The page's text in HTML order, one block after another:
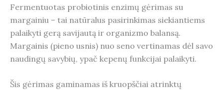
Fermentuotas probiotinis enzimų gėrimas su
margainiu – tai natūralus pasirinkimas siekiantiems
palaikyti gerą savijautą ir organizmo balansą.
Margainis (pieno usnis) nuo seno vertinamas dėl savo
naudingų savybių, ypač kepenų funkcijai palaikyti.
Šis gėrimas gaminamas iš kruopščiai atrinktų